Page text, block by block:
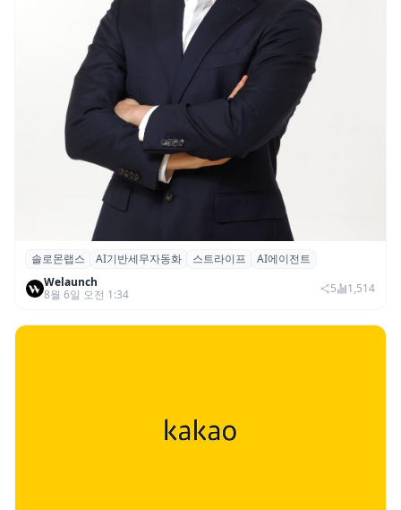
솔로몬랩스, 스트라이프 출신 이창헌 영입…
절세 전략 AI 에이전트 개발 본격화
솔로몬랩스 AI기반세무자동화 스트라이프
AI에이전트
Welaunch
8월 6일 오전 1:34
5 1,514